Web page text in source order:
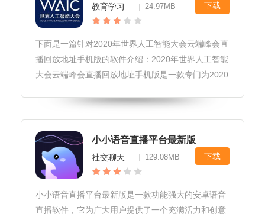
教育学习 24.97MB 下载
下面是一篇针对2020年世界人工智能大会云端峰会直
播回放地址手机版的软件介绍：2020年世界人工智能
大会云端峰会直播回放地址手机版是一款专门为2020
用提供了实时的视频直播、回放和点播功能，让用户
随时随地观看大会的
小小语音直播平台最新版
社交聊天 129.08MB 下载
小小语音直播平台最新版是一款功能强大的安卓语音
直播软件，它为广大用户提供了一个充满活力和创意